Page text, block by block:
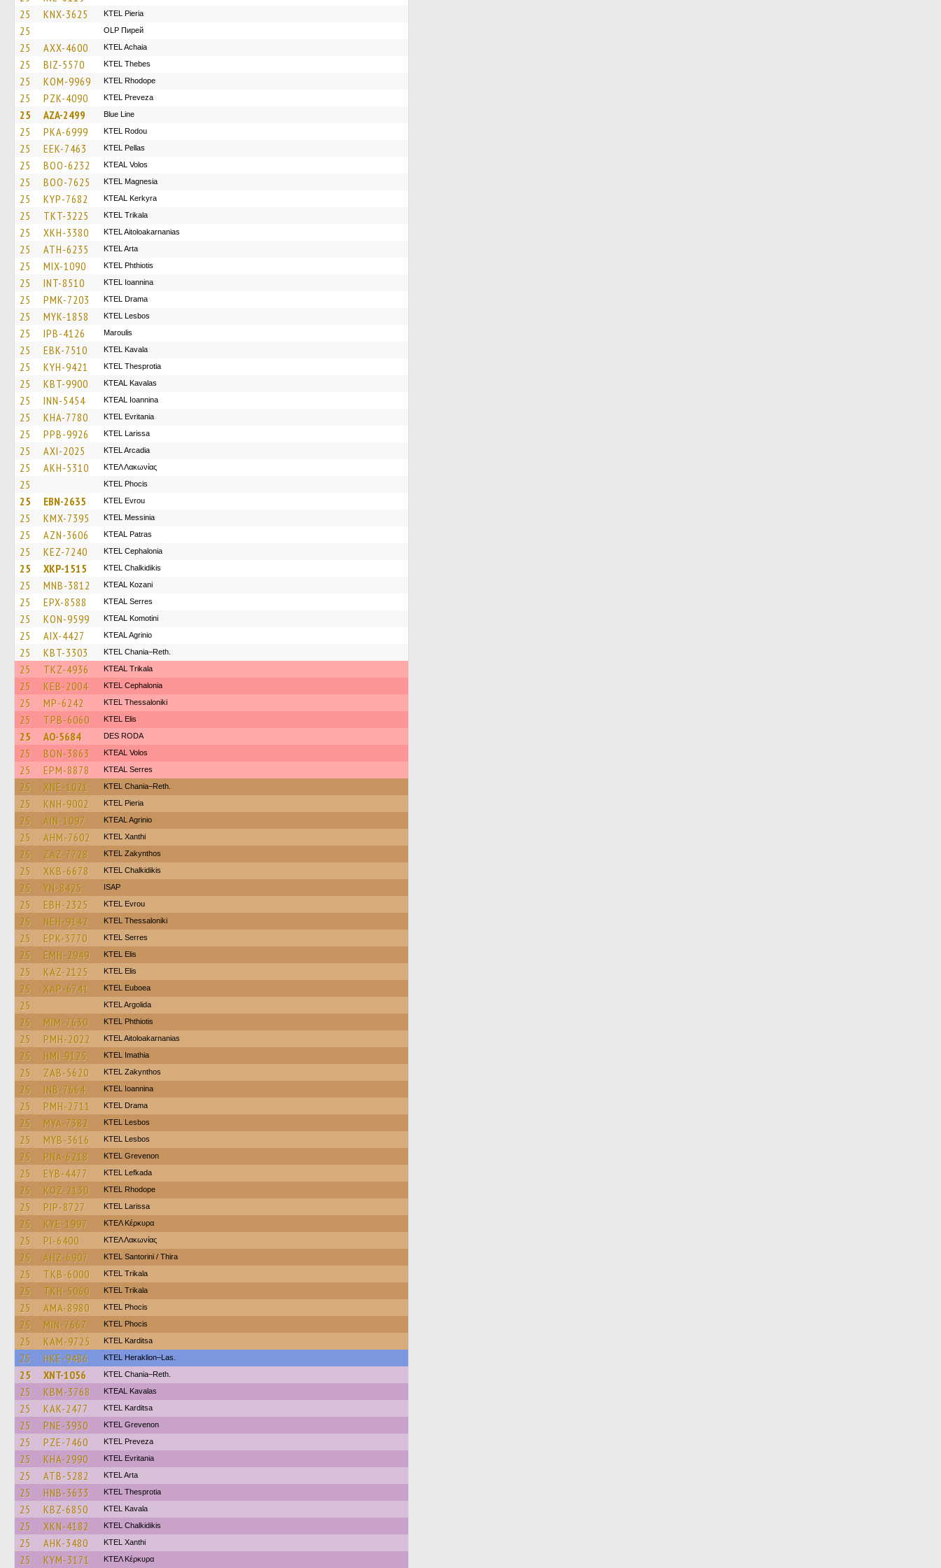
25 KNX-3625 KTEL Pieria
25 OLP Пирей
25 AXX-4600 KTEL Achaia
25 BIZ-5570 KTEL Thebes
25 KOM-9969 KTEL Rhodope
25 PZK-4090 KTEL Preveza
25 AZA-2499 Blue Line
25 PKA-6999 ΚΤΕL Rodou
25 EEK-7463 KTEL Pellas
25 BOO-6232 KTEAL Volos
25 BOO-7625 ΚΤΕL Magnesia
25 KYP-7682 KTEAL Kerkyra
25 TKT-3225 ΚΤΕL Τrikala
25 XKH-3380 KTEL Aitoloakarnanias
25 ATH-6235 KTEL Arta
25 MIX-1090 ΚΤΕL Phthiotis
25 INT-8510 KTEL Ioannina
25 PMK-7203 KTEL Drama
25 MYK-1858 KTEL Lesbos
25 IPB-4126 Maroulis
25 EBK-7510 KTEL Kavala
25 KYH-9421 KTEL Thesprotia
25 KBT-9900 KTEAL Kavalas
25 INN-5454 KTEAL Ioannina
25 KHA-7780 ΚΤΕL Evritania
25 PPB-9926 KTEL Larissa
25 AXI-2025 KTEL Arcadia
25 AKH-5310 ΚΤΕΛ Λακωνίας
25 ΚΤΕL Phocis
25 EBN-2635 KTEL Evrou
25 KMX-7395 KTEL Messinia
25 AZN-3606 KTEAL Patras
25 KEZ-7240 KTEL Cephalonia
25 XKP-1515 ΚΤΕL Chalkidikis
25 MNB-3812 KTEAL Kozani
25 EPX-8588 KTEAL Serres
25 KON-9599 KTEAL Komotini
25 AIX-4427 KTEAL Agrinio
25 KBT-3303 KTEL Chania–Reth.
25 TKZ-4936 KTEAL Trikala
25 KEB-2004 KTEL Cephalonia
25 MP-6242 KTEL Thessaloniki
25 TPB-6060 KTEL Elis
25 AO-5684 DES RODA
25 BON-3863 KTEAL Volos
25 EPM-8878 KTEAL Serres
25 XNE-1021 KTEL Chania–Reth.
25 KNH-9002 KTEL Pieria
25 AIN-1097 KTEAL Agrinio
25 AHM-7602 KTEL Xanthi
25 ZAZ-7728 KTEL Zakynthos
25 XKB-6678 ΚΤΕL Chalkidikis
25 YN-8425 ISAP
25 EBH-2325 KTEL Evrou
25 NEH-9142 KTEL Thessaloniki
25 EPK-3770 KTEL Serres
25 EMH-2949 KTEL Elis
25 KAZ-2125 KTEL Elis
25 XAP-6741 ΚΤΕL Euboea
25 KTEL Argolida
25 MIM-7630 ΚΤΕL Phthiotis
25 PMH-2022 KTEL Aitoloakarnanias
25 HMI-9125 KTEL Imathia
25 ZAB-5620 KTEL Zakynthos
25 INB-7664 KTEL Ioannina
25 PMH-2711 KTEL Drama
25 MYA-7382 KTEL Lesbos
25 MYB-3616 KTEL Lesbos
25 PNA-6218 ΚΤΕL Grevenon
25 EYB-4477 KTEL Lefkada
25 KOZ-2130 KTEL Rhodope
25 PIP-8727 KTEL Larissa
25 KYE-1997 ΚΤΕΛ Κέρκυρα
25 PI-6400 ΚΤΕΛ Λακωνίας
25 AHZ-6907 KTEL Santorini / Thira
25 TKB-6000 ΚΤΕL Τrikala
25 TKH-5060 ΚΤΕL Τrikala
25 AMA-8980 ΚΤΕL Phocis
25 MIN-7667 ΚΤΕL Phocis
25 KAM-9725 ΚΤΕL Karditsa
25 HKE-9486 KTEL Heraklion–Las.
25 XNT-1056 KTEL Chania–Reth.
25 KBM-3768 KTEAL Kavalas
25 KAK-2477 ΚΤΕL Karditsa
25 PNE-3930 ΚΤΕL Grevenon
25 PZE-7460 KTEL Preveza
25 KHA-2990 ΚΤΕL Evritania
25 ATB-5282 KTEL Arta
25 HNB-3633 KTEL Thesprotia
25 KBZ-6850 KTEL Kavala
25 XKN-4182 ΚΤΕL Chalkidikis
25 AHK-3480 KTEL Xanthi
25 KYM-3171 ΚΤΕΛ Κέρκυρα